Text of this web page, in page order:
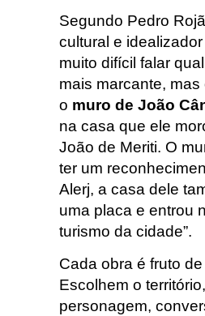
Segundo Pedro
cultural e idealizador
muito difícil falar
mais marcante,
o muro de João
na casa que ele
João de Meriti. O
ter um
Alerj, a casa dele
uma placa e entrou
turismo da cidade”.
Cada obra é fruto
Escolhem o
personagem,